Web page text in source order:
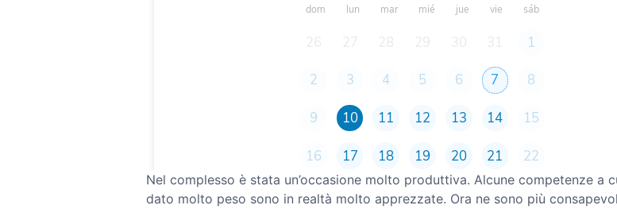
Nel complesso è stata un’occasione molto produttiva. Alcune competenze a
dato molto peso sono in realtà molto apprezzate. Ora ne sono più